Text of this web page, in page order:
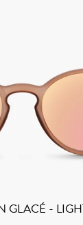
GLACÉ -